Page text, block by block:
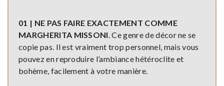
01 | NE PAS FAIRE EXACTEMENT COMME
MARGHERITA MISSONI. Ce genre de décor ne se
copie pas. Il est vraiment trop personnel, mais vous
pouvez en reproduire l’ambiance hétéroclite et
bohème, facilement à votre manière.